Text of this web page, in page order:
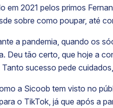
em 2021 pelos primos
sobre como poupar, até
a pandemia, quando os
Deu tão certo, que hoje a
sucesso pede
a Sicoob tem visto no
o TikTok, já que após a